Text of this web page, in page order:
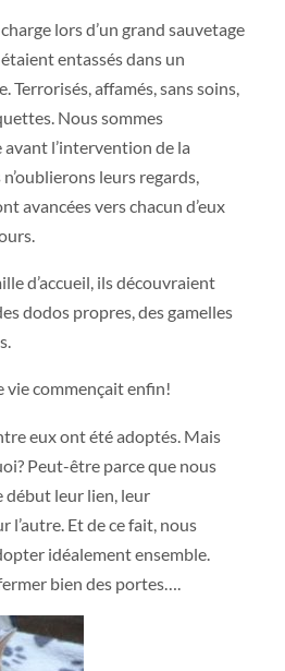
lors d’un grand sauvetage
entassés dans un
Terrorisés, affamés, sans soins,
Nous sommes
l’intervention de la
leurs regards,
avancées vers chacun d’eux
d’accueil, ils découvraient
dodos propres, des gamelles
vie commençait enfin!
eux ont été adoptés. Mais
Peut-être parce que nous
début leur lien, leur
l’autre. Et de ce fait, nous
idéalement ensemble.
bien des portes….